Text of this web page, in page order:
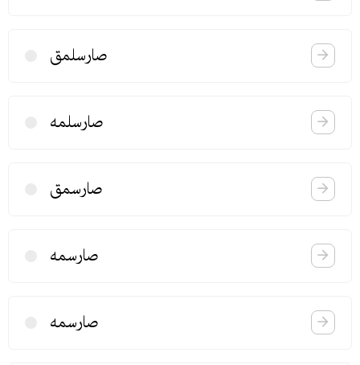
صارسلمق
صارسلمه
صارسمق
صارسمه
صارسمه